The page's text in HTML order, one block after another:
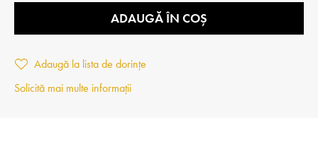
ADAUGĂ ÎN COȘ
Adaugă la lista de dorințe
Solicită mai multe informații